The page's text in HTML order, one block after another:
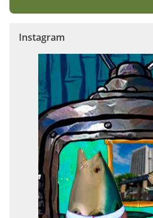
Instagram